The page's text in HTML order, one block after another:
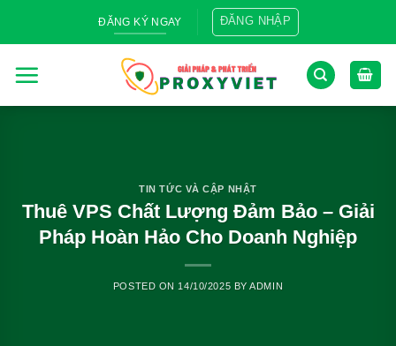
ĐĂNG KÝ NGAY ĐĂNG NHẬP
TIN TỨC VÀ CẬP NHẬT
Thuê VPS Chất Lượng Đảm Bảo – Giải
Pháp Hoàn Hảo Cho Doanh Nghiệp
POSTED ON 14/10/2025 BYADMIN